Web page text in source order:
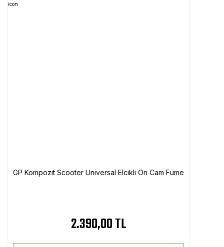
GP Kompozit Scooter Universal Elcikli Ön Cam Füme
2.390,00 TL